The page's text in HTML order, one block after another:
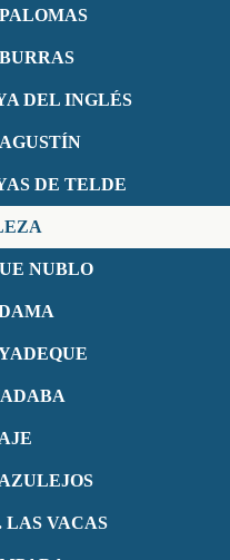
DEL INGLÉS
DE TELDE
NUBLO
LAS VACAS